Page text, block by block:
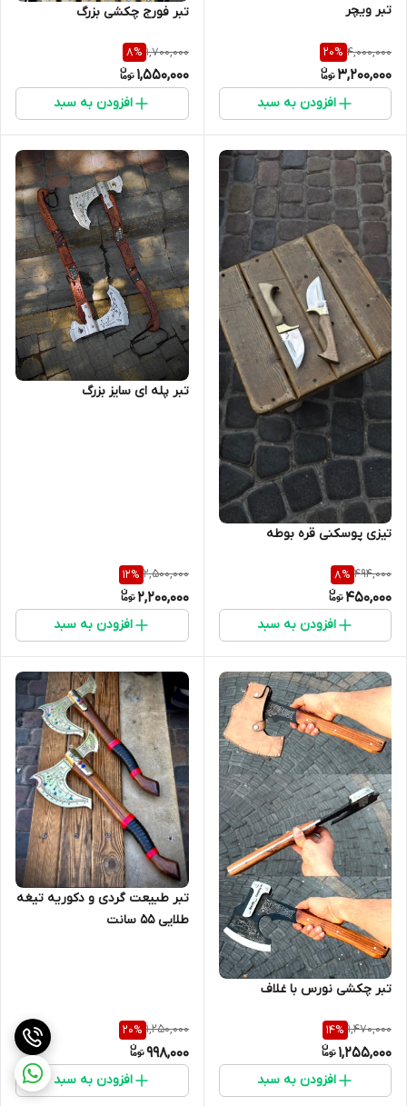
تبر ویچر
4,000,000
20%
3,200,000
افزودن به سبد
تبر فورج چکشی بزرگ
1,700,000
8%
1,550,000
افزودن به سبد
تیزی پوسکنی قره بوطه
494,000
8%
450,000
افزودن به سبد
تبر پله ای سایز بزرگ
2,500,000
12%
2,200,000
افزودن به سبد
تبر چکشی نورس با غلاف
1,470,000
14%
1,255,000
افزودن به سبد
تبر طبیعت گردی و دکوریه تیغه
طلایی ۵۵ سانت
1,250,000
20%
998,000
افزودن به سبد